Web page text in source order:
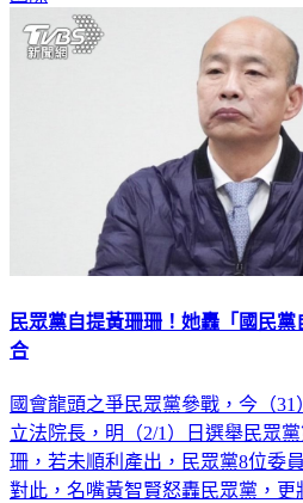
民眾黨自提黃珊珊！她轟「國民
合
國會龍頭之爭民眾黨參戰，今（
立法院長，明（2/1）日選舉民眾
珊，若未順利產出，民眾黨8位委
對此，名嘴黃智賢怒轟民眾黨，